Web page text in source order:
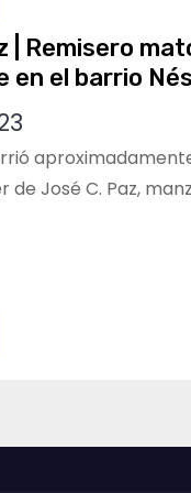
| Remisero
en el barrio
de José C. Paz,